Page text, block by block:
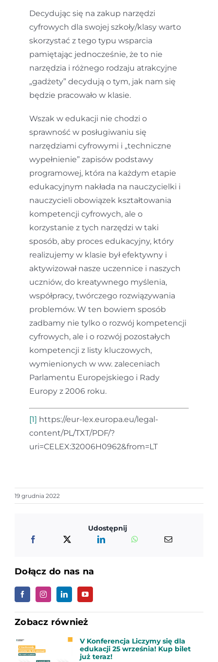
Decydując się na zakup narzędzi
cyfrowych dla swojej szkoły/klasy warto
skorzystać z tego typu wsparcia
pamiętając jednocześnie, że to nie
narzędzia i różnego rodzaju atrakcyjne
„gadżety” decydują o tym, jak nam się
będzie pracowało w klasie.
Wszak w edukacji nie chodzi o
sprawność w posługiwaniu się
narzędziami cyfrowymi i „techniczne
wypełnienie” zapisów podstawy
programowej, która na każdym etapie
edukacyjnym nakłada na nauczycielki i
nauczycieli obowiązek kształtowania
kompetencji cyfrowych, ale o
korzystanie z tych narzędzi w taki
sposób, aby proces edukacyjny, który
realizujemy w klasie był efektywny i
aktywizował nasze uczennice i naszych
uczniów, do kreatywnego myślenia,
współpracy, twórczego rozwiązywania
problemów. W ten bowiem sposób
zadbamy nie tylko o rozwój kompetencji
cyfrowych, ale i o rozwój pozostałych
kompetencji z listy kluczowych,
wymienionych w ww. zaleceniach
Parlamentu Europejskiego i Rady
Europy z 2006 roku.
[1] https://eur-lex.europa.eu/legal-
content/PL/TXT/PDF/?
uri=CELEX:32006H0962&from=LT
19 grudnia 2022
Udostępnij
Dołącz do nas na
Zobacz również
V Konferencja Liczymy się dla
edukacji 25 września! Kup bilet
już teraz!